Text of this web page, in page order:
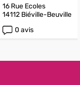
16 Rue Ecoles
14112 Biéville-Beuville
0 avis